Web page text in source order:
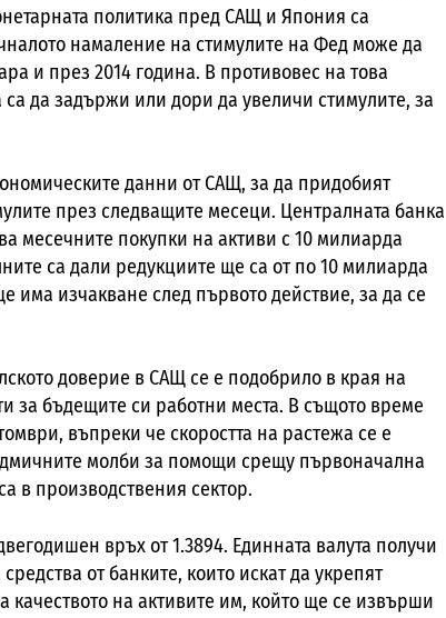
политика пред САЩ и Япония са
намаление на стимулите на Фед може да
и през 2014 година. В противовес на това
да задържи или дори да увеличи стимулите, за
данни от САЩ, за да придобият
през следващите месеци. Централната банка
месечните покупки на активи с 10 милиарда
са дали редукциите ще са от по 10 милиарда
има изчакване след първото действие, за да се
доверие в САЩ се е подобрило в края на
за бъдещите си работни места. В същото време
въпреки че скоростта на растежа се е
молби за помощи срещу първоначална
в производствения сектор.
връх от 1.3894. Единната валута получи
от банките, които искат да укрепят
качеството на активите им, който ще се извърши